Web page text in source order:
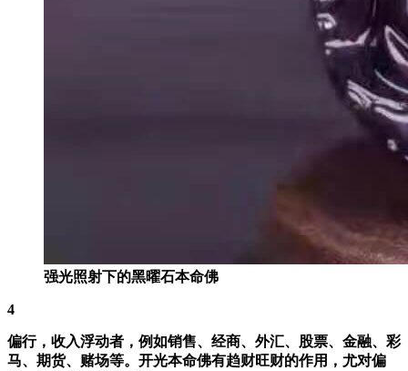
强光照射下的黑曜石本命佛
4
偏行，收入浮动者，例如销售、经商、外汇、股票、金融、彩
马、期货、赌场等。开光本命佛有趋财旺财的作用，尤对偏